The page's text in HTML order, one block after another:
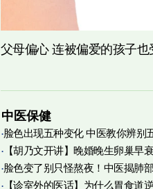
父母偏心 连被偏爱的孩子也
中医保健
脸色出现五种变化 中医教你辨别
【胡乃文开讲】晚婚晚生卵巢早
育
脸色变了别只怪熬夜！中医揭肺
【诊室外的医话】为什么胃食道